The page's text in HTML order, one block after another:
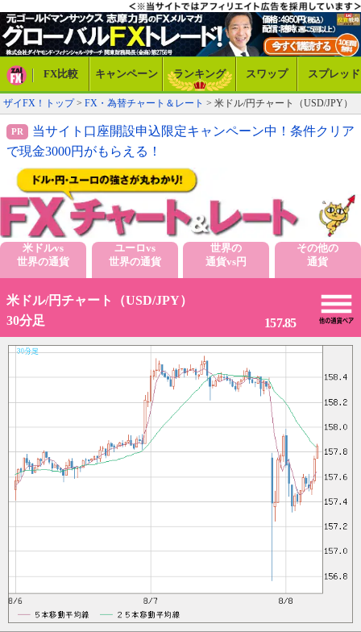
FX比較 キャンペーン ランキング スワップ スプレッド
ザイFX！トップ> FX・為替チャート＆レート > 米ドル/円チャート（USD/JPY）
当サイト口座開設申込限定キャンペーン中！条件クリア
で現金3000円がもらえる！
米ドルvs
世界の通貨
ユーロvs
世界の通貨
世界の
通貨vs円
その他の
通貨
米ドル/円チャート（USD/JPY）
30分足
157.85